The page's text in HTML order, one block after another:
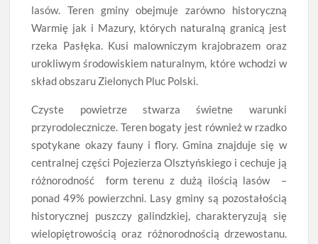
lasów. Teren gminy obejmuje zarówno historyczną
Warmię jak i Mazury, których naturalną granicą jest
rzeka Pasłęka. Kusi malowniczym krajobrazem oraz
urokliwym środowiskiem naturalnym, które wchodzi w
skład obszaru Zielonych Pluc Polski.
Czyste powietrze stwarza świetne warunki
przyrodolecznicze. Teren bogaty jest również w rzadko
spotykane okazy fauny i flory. Gmina znajduje się w
centralnej części Pojezierza Olsztyńskiego i cechuje ją
różnorodność form terenu z dużą ilością lasów –
ponad 49% powierzchni. Lasy gminy są pozostałością
historycznej puszczy galindzkiej, charakteryzują się
wielopiętrowością oraz różnorodnością drzewostanu.